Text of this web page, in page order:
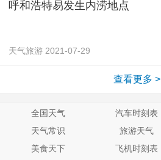
呼和浩特易发生内涝地点
天气旅游 2021-07-29
查看更多 >
全国天气 汽车时刻表
天气常识
旅游天气
美食天下
飞机时刻表